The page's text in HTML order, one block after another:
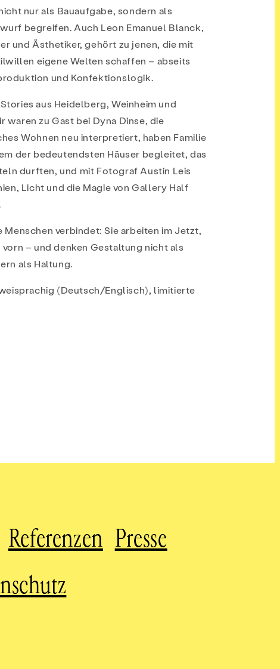
nur als Bauaufgabe, sondern als
begreifen. Auch Leon Emanuel Blanck,
und Ästhetiker, gehört zu jenen, die mit
eigene Welten schaffen – abseits
und Konfektionslogik.
aus Heidelberg, Weinheim und
waren zu Gast bei Dyna Dinse, die
Wohnen neu interpretiert, haben Familie
der bedeutendsten Häuser begleitet, das
durften, und mit Fotograf Austin Leis
Licht und die Magie von Gallery Half
Menschen verbindet: Sie arbeiten im Jetzt,
vorn – und denken Gestaltung nicht als
als Haltung.
(Deutsch/Englisch), limitierte
Referenzen Presse